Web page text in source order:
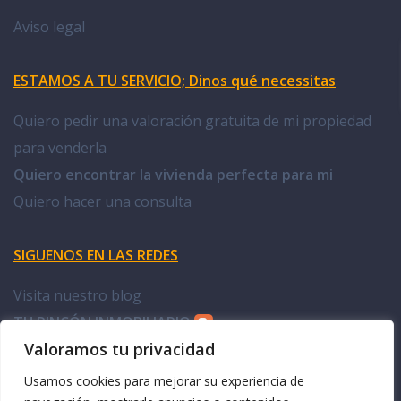
Valoramos tu privacidad
Usamos cookies para mejorar su experiencia de
Aviso legal
ESTAMOS A TU SERVICIO; Dinos qué necessitas
Quiero pedir una valoración gratuita de mi propiedad
para venderla
Quiero encontrar la vivienda perfecta para mi
Quiero hacer una consulta
SIGUENOS EN LAS REDES
Visita nuestro blog
TU RINCÓN INMOBILIARIO
Facebook Doña Casa